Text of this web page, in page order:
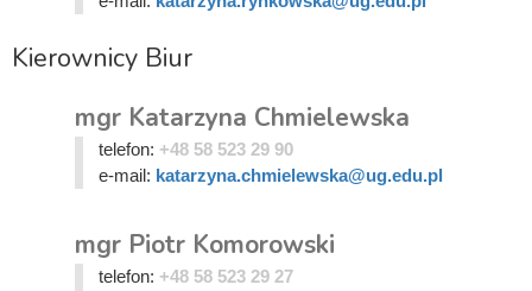
Kierownicy Biur
mgr Katarzyna Chmielewska
telefon: +48 58 523 29 90
e-mail: katarzyna.chmielewska@ug.edu.pl
mgr Piotr Komorowski
telefon: +48 58 523 29 27